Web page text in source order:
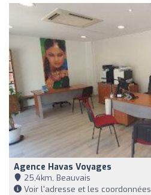
Agence Havas Voyages
25,4km, Beauvais
Voir l'adresse et les coordonnées